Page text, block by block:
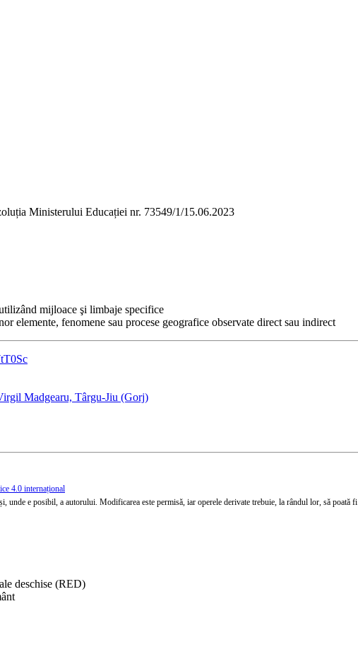
Ministerului Educației nr. 73549/1/15.06.2023
mijloace şi limbaje specifice
elemente, fenomene sau procese geografice observate direct sau indirect
Madgearu, Târgu-Jiu (Gorj)
4.0 internațional
e posibil, a autorului. Modificarea este permisă, iar operele derivate trebuie, la rândul lor, să poată
deschise (RED)